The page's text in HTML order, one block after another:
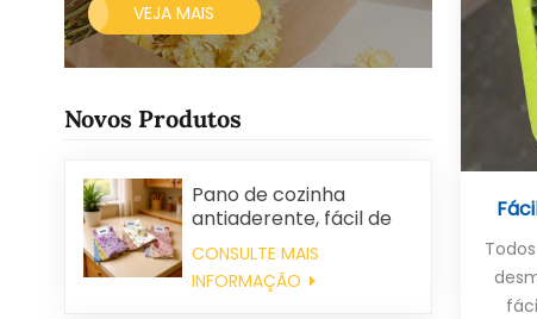
VEJA MAIS
Novos Produtos
Pano de cozinha
antiaderente, fácil de
limpar, grosso,
estampado, quadrado,
em tecido de coral
CONSULTE MAIS
INFORMAÇÃO